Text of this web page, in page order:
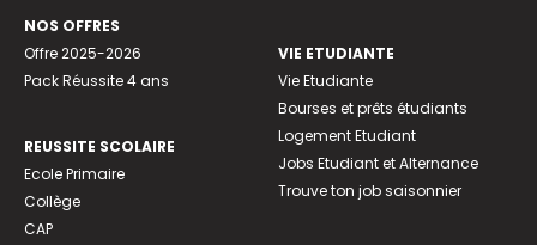
NOS OFFRES
Offre 2025-2026
Pack Réussite 4 ans
REUSSITE SCOLAIRE
Ecole Primaire
Collège
CAP
VIE ETUDIANTE
Vie Etudiante
Bourses et prêts étudiants
Logement Etudiant
Jobs Etudiant et Alternance
Trouve ton job saisonnier